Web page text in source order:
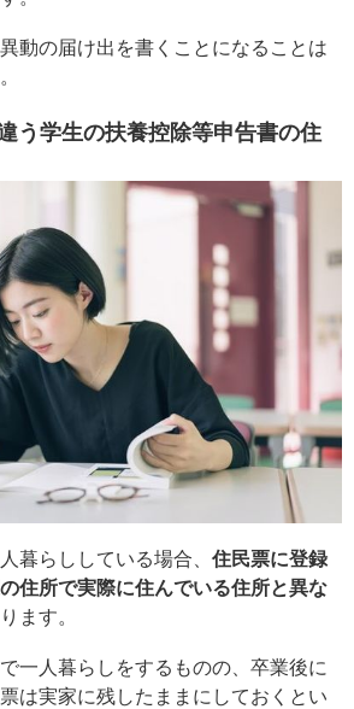
動の届け出を書くことになることは
う学生の扶養控除等申告書の住
暮らししている場合、 住民票に登録
住所で実際に住んでいる住所と異な
ます。
一人暮らしをするものの、卒業後に
は実家に残したままにしておくとい